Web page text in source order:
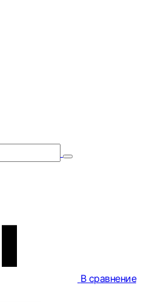
В сравнение